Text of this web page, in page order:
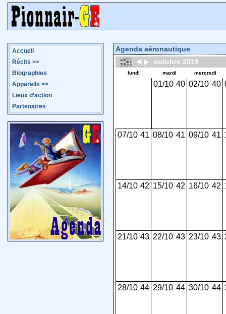
Accueil
Récits >>
Biographies
Appareils >>
Lieux d’action
Partenaires
Agenda aéronautique
octobre 2019
lundi mardi mercredi
01/10 40 02/10 40
07/10 41 08/10 41 09/10 41
14/10 42 15/10 42 16/10 42
21/10 43 22/10 43 23/10 43
28/10 44 29/10 44 30/10 44